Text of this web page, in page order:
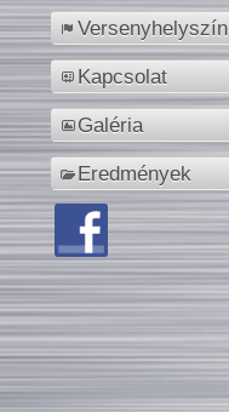
Versenyhelyszín
Kapcsolat
Galéria
Eredmények